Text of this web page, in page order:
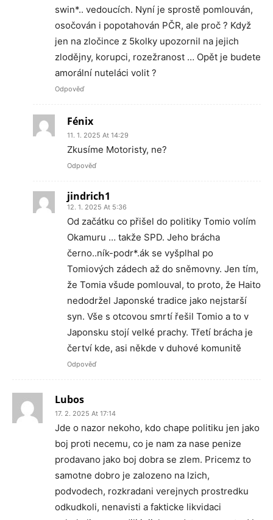
swin*.. vedoucích. Nyní je sprostě pomlouván,
osočován i popotahován PČR, ale proč ? Když
jen na zločince z 5kolky upozornil na jejich
zlodějny, korupci, rozežranost … Opět je budete
amorální nuteláci volit ?
Odpověď
Fénix
11. 1. 2025 At 14:29
Zkusíme Motoristy, ne?
Odpověď
jindrich1
12. 1. 2025 At 5:36
Od začátku co přišel do politiky Tomio volím
Okamuru … takže SPD. Jeho brácha
černo..ník-podr*.ák se vyšplhal po
Tomiových zádech až do sněmovny. Jen tím,
že Tomia všude pomlouval, to proto, že Haito
nedodržel Japonské tradice jako nejstarší
syn. Vše s otcovou smrtí řešil Tomio a to v
Japonsku stojí velké prachy. Třetí brácha je
čertví kde, asi někde v duhové komunitě
Odpověď
Lubos
17. 2. 2025 At 17:14
Jde o nazor nekoho, kdo chape politiku jen jako
boj proti necemu, co je nam za nase penize
prodavano jako boj dobra se zlem. Pricemz to
samotne dobro je zalozeno na lzich,
podvodech, rozkradani verejnych prostredku
odkudkoli, nenavisti a fakticke likvidaci